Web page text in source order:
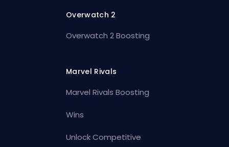
Overwatch 2
Overwatch 2 Boosting
Marvel Rivals
Marvel Rivals Boosting
Wins
Unlock Competitive